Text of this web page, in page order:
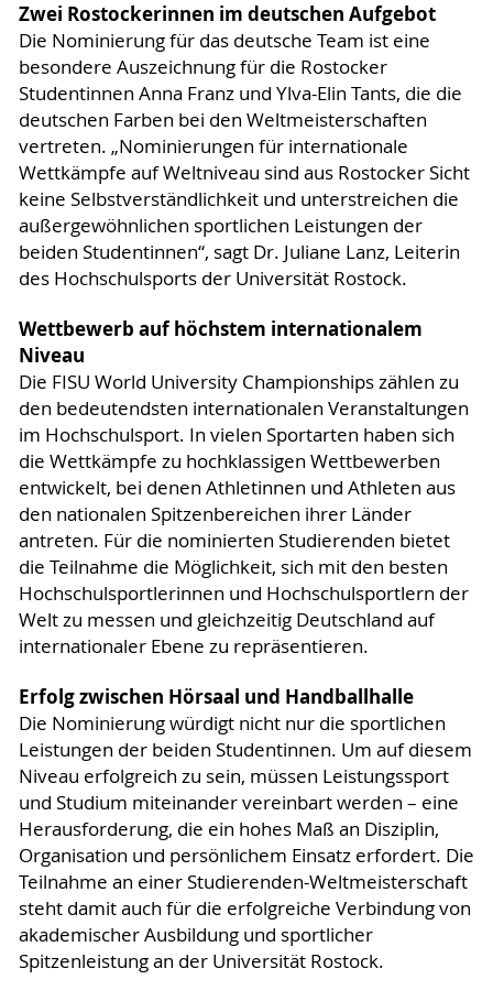
Zwei Rostockerinnen im deutschen Aufgebot
Die Nominierung für das deutsche Team ist eine
besondere Auszeichnung für die Rostocker
Studentinnen Anna Franz und Ylva-Elin Tants, die die
deutschen Farben bei den Weltmeisterschaften
vertreten. „Nominierungen für internationale
Wettkämpfe auf Weltniveau sind aus Rostocker Sicht
keine Selbstverständlichkeit und unterstreichen die
außergewöhnlichen sportlichen Leistungen der
beiden Studentinnen“, sagt Dr. Juliane Lanz, Leiterin
des Hochschulsports der Universität Rostock.
Wettbewerb auf höchstem internationalem
Niveau
Die FISU World University Championships zählen zu
den bedeutendsten internationalen Veranstaltungen
im Hochschulsport. In vielen Sportarten haben sich
die Wettkämpfe zu hochklassigen Wettbewerben
entwickelt, bei denen Athletinnen und Athleten aus
den nationalen Spitzenbereichen ihrer Länder
antreten. Für die nominierten Studierenden bietet
die Teilnahme die Möglichkeit, sich mit den besten
Hochschulsportlerinnen und Hochschulsportlern der
Welt zu messen und gleichzeitig Deutschland auf
internationaler Ebene zu repräsentieren.
Erfolg zwischen Hörsaal und Handballhalle
Die Nominierung würdigt nicht nur die sportlichen
Leistungen der beiden Studentinnen. Um auf diesem
Niveau erfolgreich zu sein, müssen Leistungssport
und Studium miteinander vereinbart werden – eine
Herausforderung, die ein hohes Maß an Disziplin,
Organisation und persönlichem Einsatz erfordert. Die
Teilnahme an einer Studierenden-Weltmeisterschaft
steht damit auch für die erfolgreiche Verbindung von
akademischer Ausbildung und sportlicher
Spitzenleistung an der Universität Rostock.